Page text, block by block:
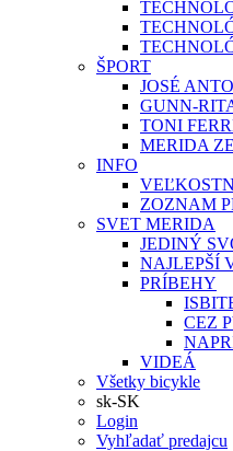
ŠPORT
JOSÉ
GUNN-
TONI
MERIDA
INFO
ZOZNAM
SVET MERIDA
JEDINÝ
NAJLEPŠÍ
PRÍBEHY
CEZ
VIDEÁ
Všetky bicykle
sk-SK
Login
Vyhľadať predajcu